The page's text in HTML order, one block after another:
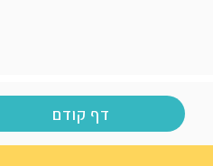
דף קודם